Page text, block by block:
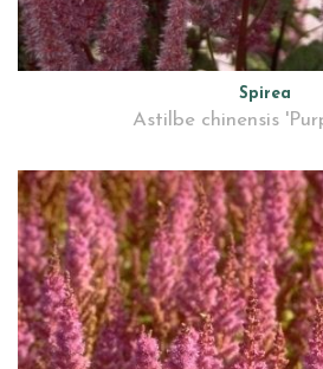
Spirea
Astilbe chinensis